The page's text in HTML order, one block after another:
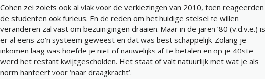
Cohen zei zoiets ook al vlak voor de verkiezingen van 2010, toen reageerden
de studenten ook furieus. En de reden om het huidige stelsel te willen
veranderen zal vast om bezuinigingen draaien. Maar in de jaren ’80 (v.d.v.e.) is
er al eens zo’n systeem geweest en dat was best schappelijk. Zolang je
inkomen laag was hoefde je niet of nauwelijks af te betalen en op je 40ste
werd het restant kwijtgescholden. Het staat of valt natuurlijk met wat je als
norm hanteert voor ‘naar draagkracht’.